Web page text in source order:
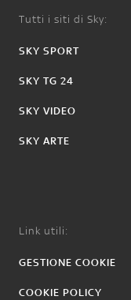
Tutti i siti di Sky:
SKY SPORT
SKY TG 24
SKY VIDEO
SKY ARTE
Link utili:
GESTIONE COOKIE
COOKIE POLICY